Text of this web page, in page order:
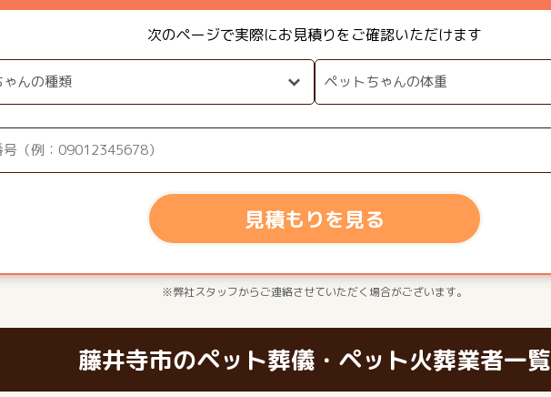
次のページで実際にお見積りをご確認いただけます
見積もりを見る
※弊社スタッフからご連絡させていただく場合がございます。
藤井寺市のペット葬儀・ペット火葬業者一覧